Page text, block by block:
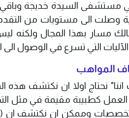
مستشفى السيدة خديجة
وصلت الى مستويات من
مسار بهذا المجال ولكنه
التي تسرع في الوصول الى
المواهب
نحتاج اولا ان نكتشف